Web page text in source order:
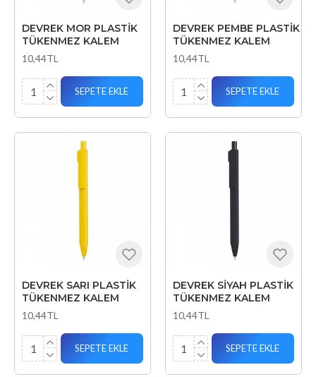
DEVREK MOR PLASTİK
TÜKENMEZ KALEM
10,44TL
SEPETE EKLE
DEVREK PEMBE PLASTİK
TÜKENMEZ KALEM
10,44TL
SEPETE EKLE
DEVREK SARI PLASTİK
TÜKENMEZ KALEM
10,44TL
SEPETE EKLE
DEVREK SİYAH PLASTİK
TÜKENMEZ KALEM
10,44TL
SEPETE EKLE